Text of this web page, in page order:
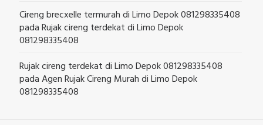
Cireng brecxelle termurah di Limo Depok 081298335408
padaRujak cireng terdekat di Limo Depok
081298335408
Rujak cireng terdekat di Limo Depok 081298335408
padaAgen Rujak Cireng Murah di Limo Depok
081298335408